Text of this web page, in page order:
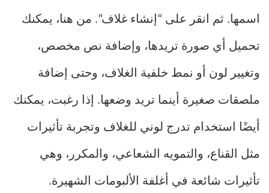
اسمها. ثم انقر على “إنشاء غلاف”. من هنا، يمكنك
تحميل أي صورة تريدها، وإضافة نص مخصص،
وتغيير لون أو نمط خلفية الغلاف، وحتى إضافة
ملصقات صغيرة أينما تريد وضعها. إذا رغبت، يمكنك
أيضًا استخدام تدرج لوني للغلاف وتجربة تأثيرات
مثل القناع، والتمويه الشعاعي، والمكرر، وهي
تأثيرات شائعة في أغلفة الألبومات الشهيرة.